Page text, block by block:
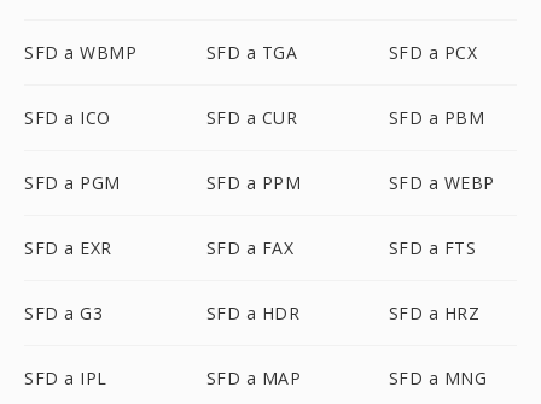
SFD a WBMP SFD a TGA SFD a PCX
SFD a ICO SFD a CUR SFD a PBM
SFD a PGM SFD a PPM SFD a WEBP
SFD a EXR SFD a FAX SFD a FTS
SFD a G3 SFD a HDR SFD a HRZ
SFD a IPL SFD a MAP SFD a MNG